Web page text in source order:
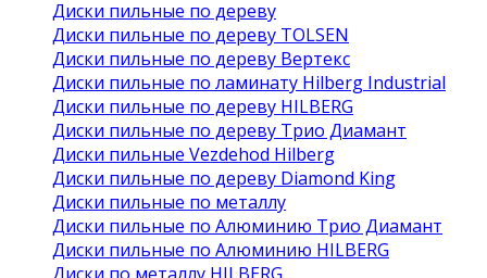
Диски пильные по дереву
Диски пильные по дереву TOLSEN
Диски пильные по дереву Вертекс
Диски пильные по ламинату Hilberg Industrial
Диски пильные по дереву HILBERG
Диски пильные по дереву Трио Диамант
Диски пильные Vezdehod Hilberg
Диски пильные по дереву Diamond King
Диски пильные по металлу
Диски пильные по Алюминию Трио Диамант
Диски пильные по Алюминию HILBERG